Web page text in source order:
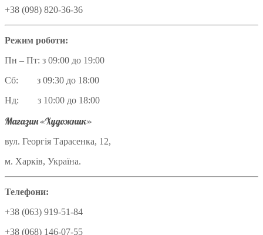
+38 (098) 820-36-36
Режим роботи:
Пн – Пт: з 09:00 до 19:00
Сб: з 09:30 до 18:00
Нд: з 10:00 до 18:00
Магазин «Художник»
вул. Георгія Тарасенка, 12,
м. Харків, Україна.
Телефони:
+38 (063) 919-51-84
+38 (068) 146-07-55